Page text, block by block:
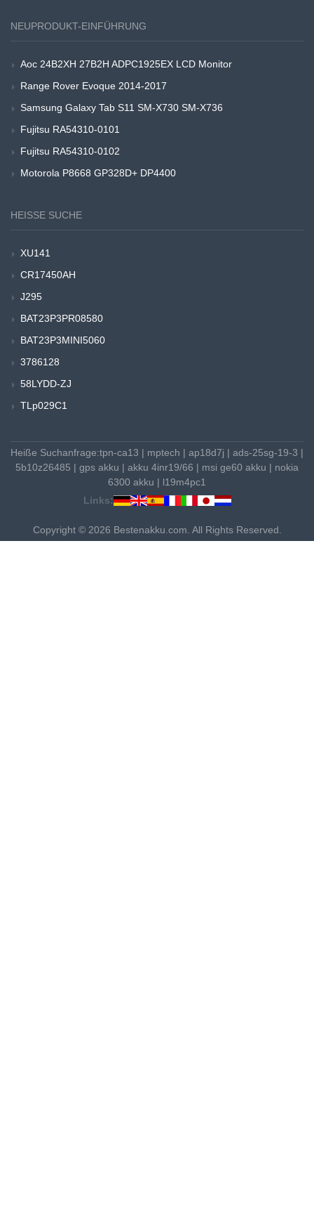
NEUPRODUKT-EINFÜHRUNG
Aoc 24B2XH 27B2H ADPC1925EX LCD Monitor
Range Rover Evoque 2014-2017
Samsung Galaxy Tab S11 SM-X730 SM-X736
Fujitsu RA54310-0101
Fujitsu RA54310-0102
Motorola P8668 GP328D+ DP4400
HEISSE SUCHE
XU141
CR17450AH
J295
BAT23P3PR08580
BAT23P3MINI5060
3786128
58LYDD-ZJ
TLp029C1
Heiße Suchanfrage:tpn-ca13 | mptech | ap18d7j | ads-25sg-19-3 |
5b10z26485 | gps akku | akku 4inr19/66 | msi ge60 akku | nokia
6300 akku | l19m4pc1
Links:
Copyright © 2026 Bestenakku.com. All Rights Reserved.